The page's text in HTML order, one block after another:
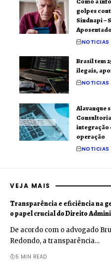
golpes
Sindnapi –
NOTICIAS
Brasil tem
ilegais,
NOTICIAS
Alavanque
integração
operação
NOTICIAS
VEJA MAIS
Transparência e eficiência na
o papel crucial do Direito
De acordo com o advogado
Redondo, a transparência…
5 MIN READ